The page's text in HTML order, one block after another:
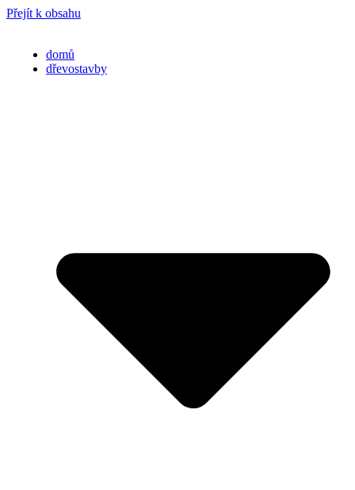
Přejít k obsahu
domů
dřevostavby